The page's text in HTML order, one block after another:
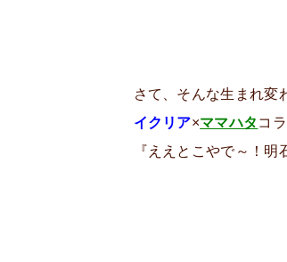
さて、そんな生まれ変
イクリア×ママハタ コ
『ええとこやで～！明